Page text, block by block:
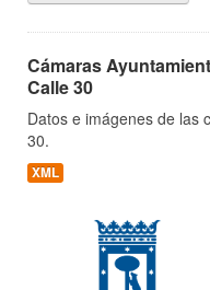
Cámaras
Calle 30
Datos e imágenes de las
30.
XML